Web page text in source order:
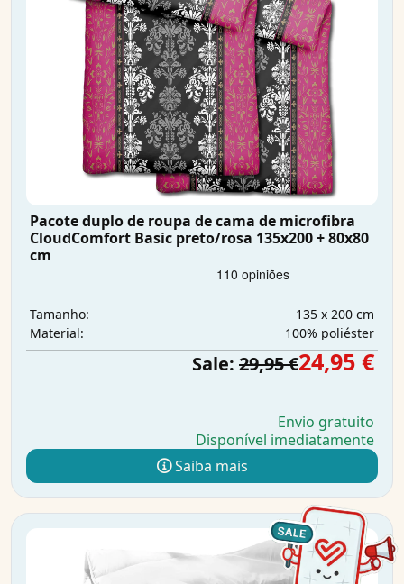
Pacote duplo de roupa de cama de microfibra
CloudComfort Basic preto/rosa 135x200 + 80x80
cm
Tamanho:
135 x 200 cm
Material:
100% poliéster
Sale: 29,95 €24,95 €
Envio gratuito
Disponível imediatamente
Saiba mais